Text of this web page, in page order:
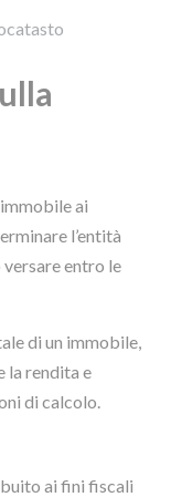
ai
l’entità
entro le
di un immobile,
la rendita e
di calcolo.
ai fini fiscali